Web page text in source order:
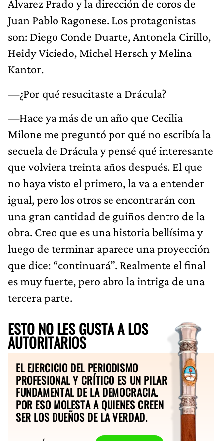
Álvarez Prado y la dirección de coros de
Juan Pablo Ragonese. Los protagonistas
son: Diego Conde Duarte, Antonela Cirillo,
Heidy Viciedo, Michel Hersch y Melina
Kantor.
—¿Por qué resucitaste a Drácula?
—Hace ya más de un año que Cecilia
Milone me preguntó por qué no escribía la
secuela de Drácula y pensé qué interesante
que volviera treinta años después. El que
no haya visto el primero, la va a entender
igual, pero los otros se encontrarán con
una gran cantidad de guiños dentro de la
obra. Creo que es una historia bellísima y
luego de terminar aparece una proyección
que dice: “continuará”. Realmente el final
es muy fuerte, pero abro la intriga de una
tercera parte.
ESTO NO LES GUSTA A LOS
AUTORITARIOS
EL EJERCICIO DEL PERIODISMO
PROFESIONAL Y CRÍTICO ES UN PILAR
FUNDAMENTAL DE LA DEMOCRACIA.
POR ESO MOLESTA A QUIENES CREEN
SER LOS DUEÑOS DE LA VERDAD.